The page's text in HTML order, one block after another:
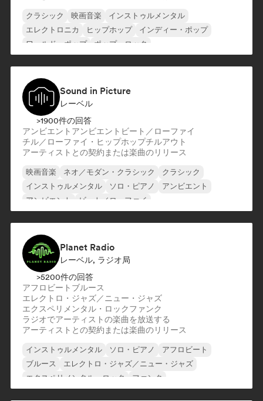
クラシック 映画音楽
インストゥルメンタル
エレクトロニカ
ヒップホップ
インディー・ポップ
ワールド・ポップ
ポップ・ロック
Sound in Picture
レーベル
>1900件の回答
アンビエント アンビエント ビート／ローファイ
チル／ローファイ・ヒップホップチルアウト
アーティストとの契約または楽曲のリリース
映画音楽 ネオ／モダン・クラシック
クラシック
インストゥルメンタル
ソロ・ピアノ
アンビエント
アンビエント
ビート／ローファイ
Planet Radio
レーベル, ラジオ局
>5200件の回答
アフロビート ブルース
エレクトロ・ジャズ／ニュー・ジャズ
エクスペリメンタル・ロックファンク
ラジオでアーティストの楽曲を放送する
アーティストとの契約または楽曲のリリース
インストゥルメンタル ソロ・ピアノ
アフロビート
ブルース
エレクトロ・ジャズ／ニュー・ジャズ
エクスペリメンタル・ロック
ファンク